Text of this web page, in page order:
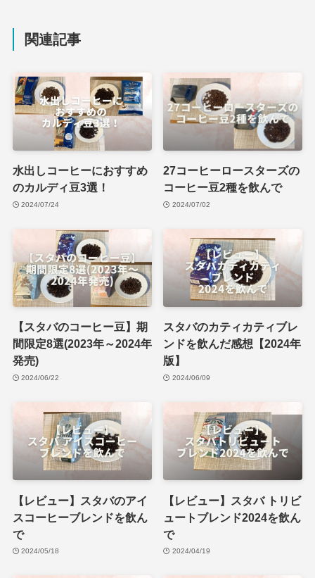
関連記事
水出しコーヒーにおすすめ
のカルディ豆3選！
2024/07/24
27コーヒーロースターズの
コーヒー豆2種を飲んで
2024/07/02
【スタバのコーヒー豆】期
間限定8選(2023年～2024年
発売)
2024/06/22
スタバのカティカティブレ
ンドを飲んだ感想【2024年
版】
2024/06/09
【レビュー】スタバのアイ
スコーヒーブレンドを飲ん
で
2024/05/18
【レビュー】スタバ トリビ
ュートブレンド2024を飲ん
で
2024/04/19